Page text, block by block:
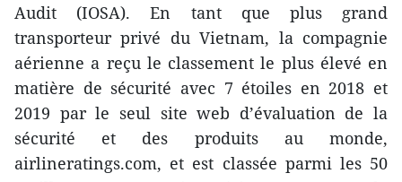
Audit (IOSA). En tant que plus grand
transporteur privé du Vietnam, la compagnie
aérienne a reçu le classement le plus élevé en
matière de sécurité avec 7 étoiles en 2018 et
2019 par le seul site web d’évaluation de la
sécurité et des produits au monde,
airlineratings.com, et est classée parmi les 50